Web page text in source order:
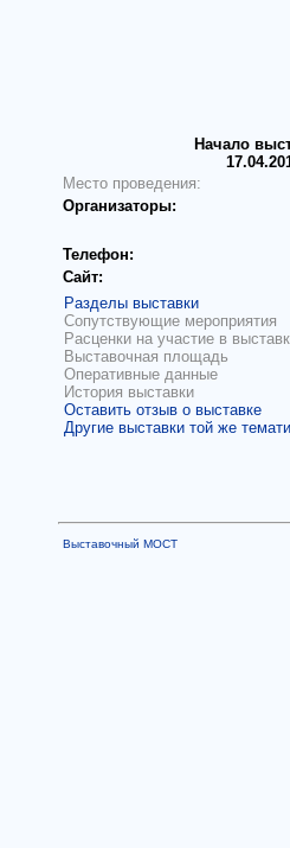
Начало
Место проведения:
Организаторы:
Телефон:
Сайт:
Разделы выставки
Сопутствующие мероприятия
Расценки на участие в
Выставочная площадь
Оперативные данные
История выставки
Оставить отзыв о выставке
Другие выставки той же
Выставочный МОСТ